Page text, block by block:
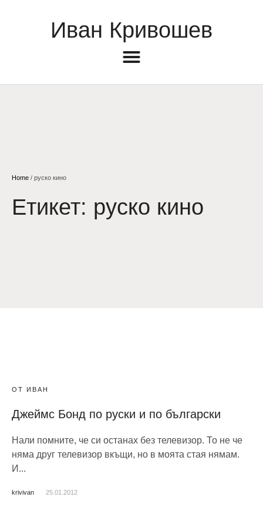
Иван Кривошев
Home / руско кино
Етикет: руско кино
ОТ ИВАН
Джеймс Бонд по руски и по български
Нали помните, че си останах без телевизор. То не че
няма друг телевизор вкъщи, но в моята стая нямам.
И...
krivivan 25.01.2012